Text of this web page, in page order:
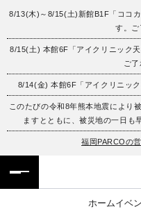
8/13(木)～8/15(土)新館B1F「ココ
す。ご
8/15(土) 本館6F「アイクリニック
ご了
8/14(金) 本館6F「アイクリニッ
このたびの令和8年熊本地震により
ますとともに、被災地の一日も
福岡PARCOの
ホームイベ
フロアガイド
施設案内・アクセス
イベント・ポップア
レストラン・カフェ
ENGLISH
繁体字
簡体字
ภาษาไทย